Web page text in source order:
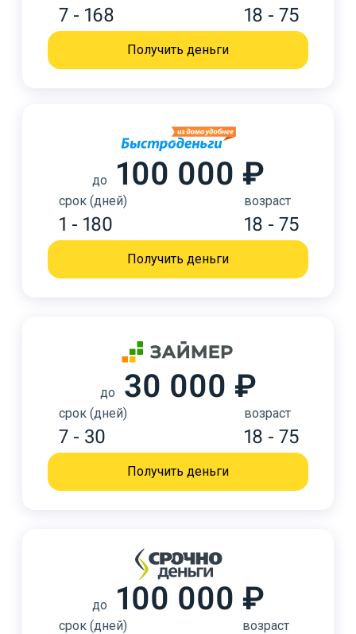
7 - 168 18 - 75
Получить деньги
до 100 000 ₽
срок (дней)
1 - 180
возраст
18 - 75
Получить деньги
до 30 000 ₽
срок (дней)
7 - 30
возраст
18 - 75
Получить деньги
до 100 000 ₽
срок (дней) возраст